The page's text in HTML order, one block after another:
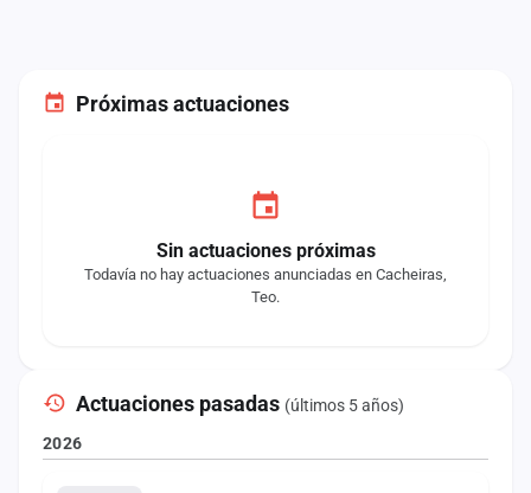
Próximas actuaciones
Sin actuaciones próximas
Todavía no hay actuaciones anunciadas en Cacheiras,
Teo.
Actuaciones pasadas (últimos 5 años)
2026